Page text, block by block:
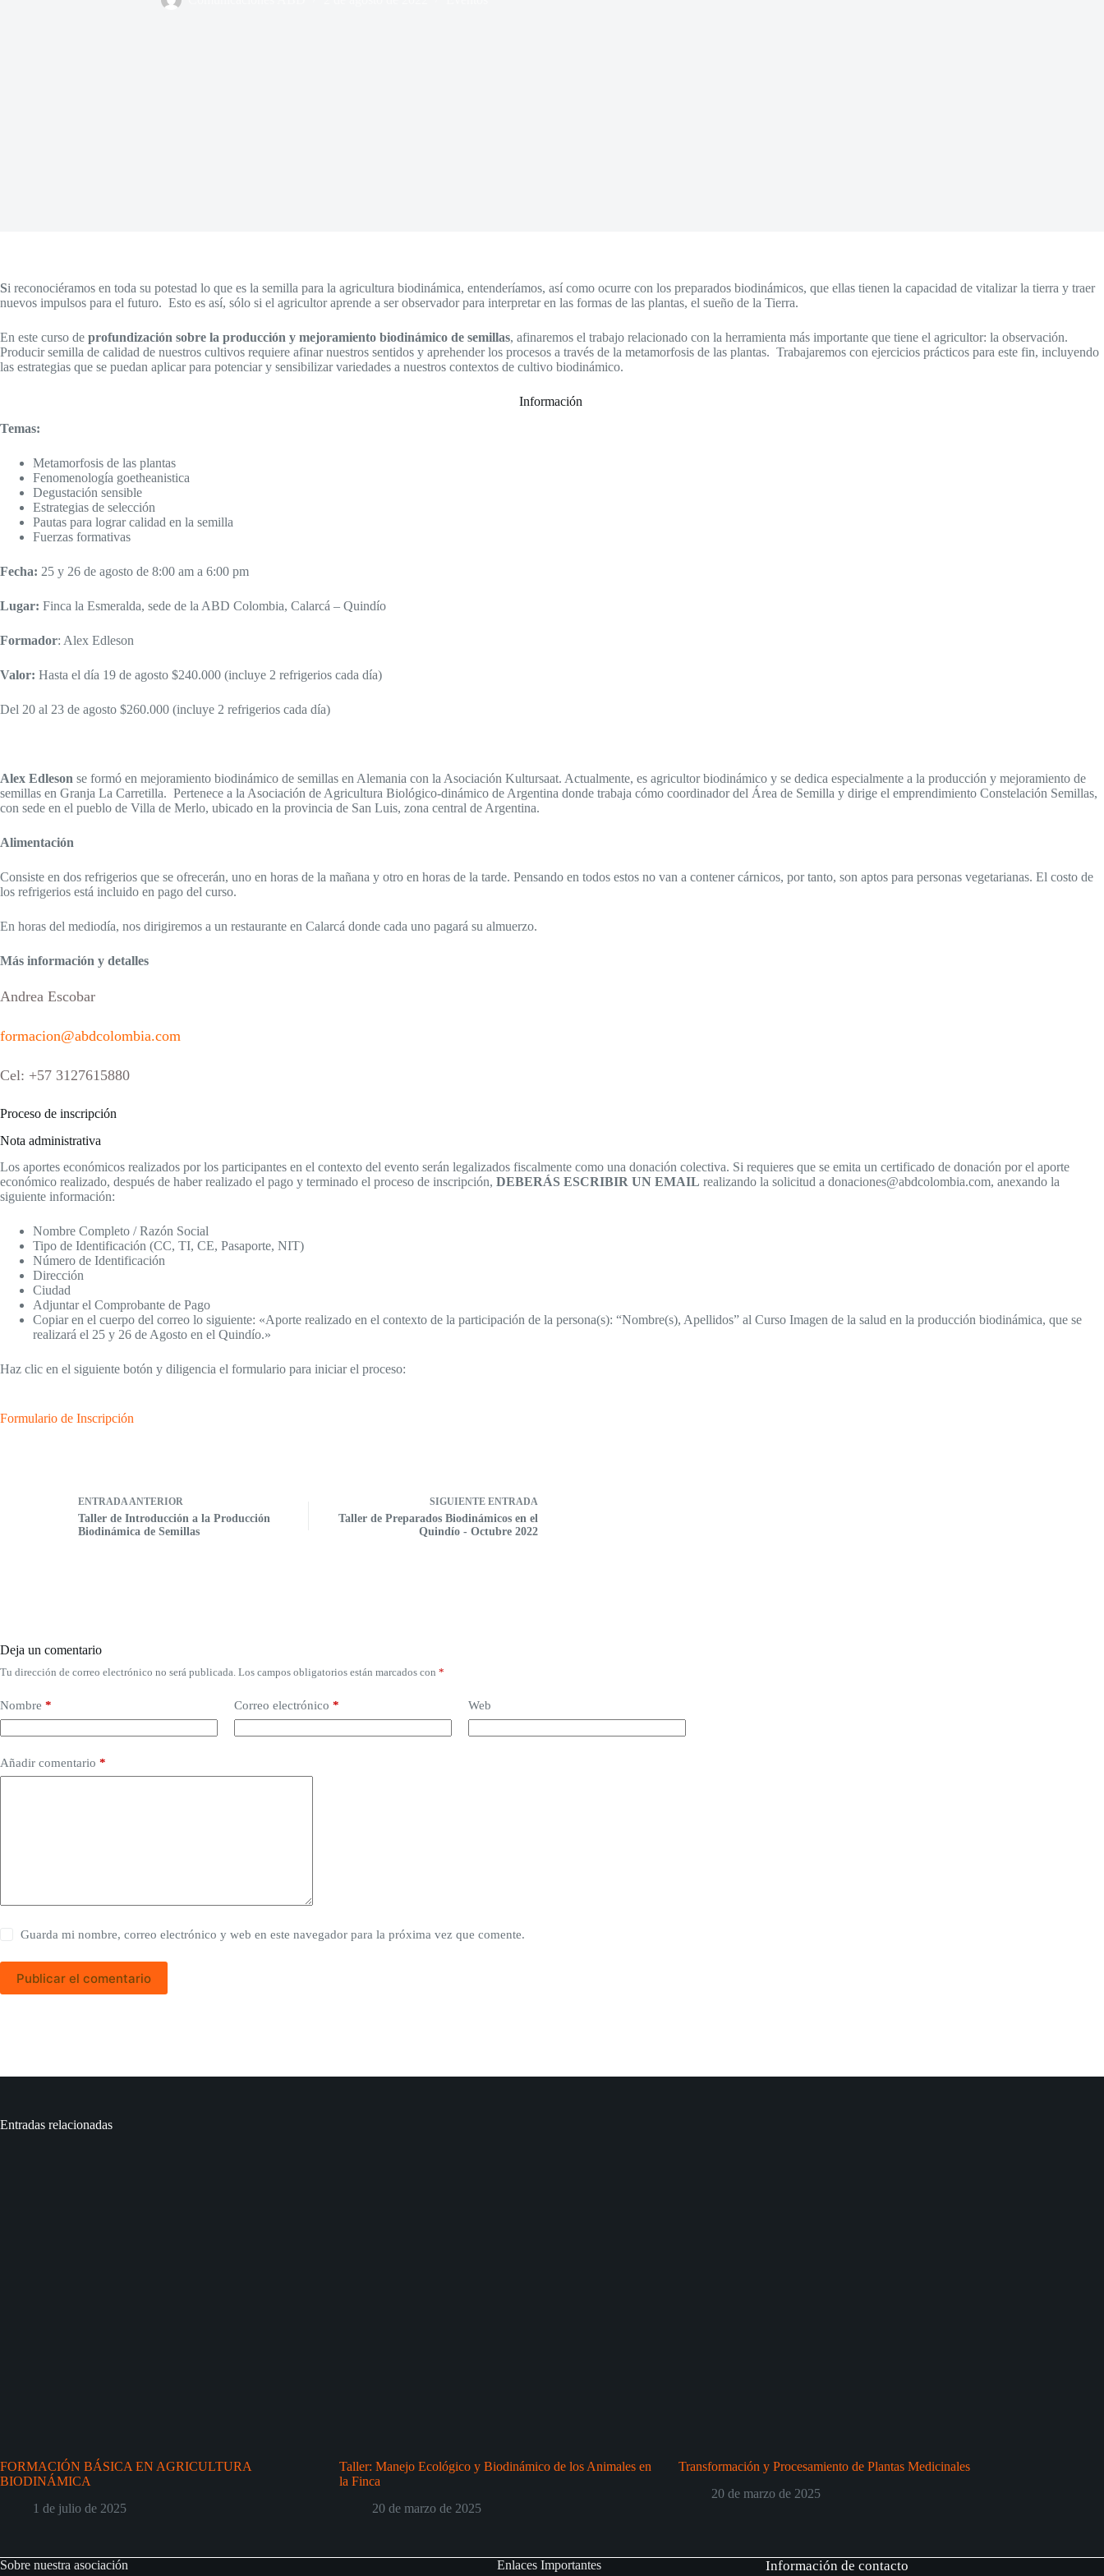
Si reconociéramos en toda su potestad lo que es la semilla para la agricultura biodinámica, entenderíamos, así como ocurre con los preparados biodinámicos, que ellas tienen la capacidad de vitalizar la tierra y traer
nuevos impulsos para el futuro. Esto es así, sólo si el agricultor aprende a ser observador para interpretar en las formas de las plantas, el sueño de la Tierra.
En este curso de profundización sobre la producción y mejoramiento biodinámico de semillas, afinaremos el trabajo relacionado con la herramienta más importante que tiene el agricultor: la observación.
Producir semilla de calidad de nuestros cultivos requiere afinar nuestros sentidos y aprehender los procesos a través de la metamorfosis de las plantas. Trabajaremos con ejercicios prácticos para este fin, incluyendo
las estrategias que se puedan aplicar para potenciar y sensibilizar variedades a nuestros contextos de cultivo biodinámico.
Información
Temas:
Metamorfosis de las plantas
Fenomenología goetheanistica
Degustación sensible
Estrategias de selección
Pautas para lograr calidad en la semilla
Fuerzas formativas
Fecha: 25 y 26 de agosto de 8:00 am a 6:00 pm
Lugar: Finca la Esmeralda, sede de la ABD Colombia, Calarcá – Quindío
Formador: Alex Edleson
Valor: Hasta el día 19 de agosto $240.000 (incluye 2 refrigerios cada día)
Del 20 al 23 de agosto $260.000 (incluye 2 refrigerios cada día)
Alex Edleson se formó en mejoramiento biodinámico de semillas en Alemania con la Asociación Kultursaat. Actualmente, es agricultor biodinámico y se dedica especialmente a la producción y mejoramiento de
semillas en Granja La Carretilla. Pertenece a la Asociación de Agricultura Biológico-dinámico de Argentina donde trabaja cómo coordinador del Área de Semilla y dirige el emprendimiento Constelación Semillas,
con sede en el pueblo de Villa de Merlo, ubicado en la provincia de San Luis, zona central de Argentina.
Alimentación
Consiste en dos refrigerios que se ofrecerán, uno en horas de la mañana y otro en horas de la tarde. Pensando en todos estos no van a contener cárnicos, por tanto, son aptos para personas vegetarianas. El costo de
los refrigerios está incluido en pago del curso.
En horas del mediodía, nos dirigiremos a un restaurante en Calarcá donde cada uno pagará su almuerzo.
Más información y detalles
Andrea Escobar
formacion@abdcolombia.com
Cel: +57 3127615880
Proceso de inscripción
Nota administrativa
Los aportes económicos realizados por los participantes en el contexto del evento serán legalizados fiscalmente como una donación colectiva. Si requieres que se emita un certificado de donación por el aporte
económico realizado, después de haber realizado el pago y terminado el proceso de inscripción, DEBERÁS ESCRIBIR UN EMAIL realizando la solicitud a donaciones@abdcolombia.com, anexando la
siguiente información:
Nombre Completo / Razón Social
Tipo de Identificación (CC, TI, CE, Pasaporte, NIT)
Número de Identificación
Dirección
Ciudad
Adjuntar el Comprobante de Pago
Copiar en el cuerpo del correo lo siguiente: «Aporte realizado en el contexto de la participación de la persona(s): “Nombre(s), Apellidos” al Curso Imagen de la salud en la producción biodinámica, que se
realizará el 25 y 26 de Agosto en el Quindío.»
Haz clic en el siguiente botón y diligencia el formulario para iniciar el proceso:
Formulario de Inscripción
ENTRADAANTERIOR
Taller de Introducción a la Producción
Biodinámica de Semillas
SIGUIENTE ENTRADA
Taller de Preparados Biodinámicos en el
Quindío - Octubre 2022
Deja un comentario
Tu dirección de correo electrónico no será publicada. Los campos obligatorios están marcados con *
Nombre * Correo electrónico * Web
Añadir comentario *
Guarda mi nombre, correo electrónico y web en este navegador para la próxima vez que comente.
Publicar el comentario
Entradas relacionadas
FORMACIÓN BÁSICA EN AGRICULTURA
BIODINÁMICA
1 de julio de 2025
Taller: Manejo Ecológico y Biodinámico de los Animales en
la Finca
20 de marzo de 2025
Transformación y Procesamiento de Plantas Medicinales
20 de marzo de 2025
Sobre nuestra asociación Enlaces Importantes Información de contacto